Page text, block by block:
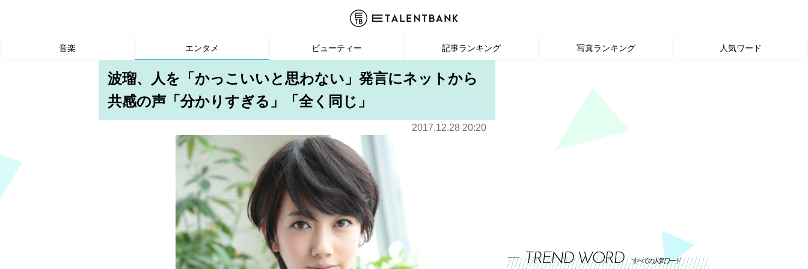
音楽 エンタメ ビューティー 記事ランキング 写真ランキング 人気ワード
波瑠、人を「かっこいいと思わない」発言にネットから
共感の声「分かりすぎる」「全く同じ」
2017.12.28 20:20
TREND WORD すべての人気ワード